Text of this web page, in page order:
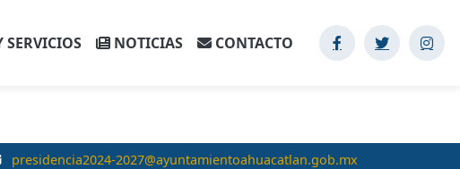
presidencia2024-2027@ayuntamientoahuacatlan.gob.mx
SERVICIOS NOTICIAS CONTACTO